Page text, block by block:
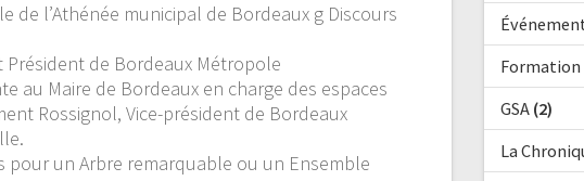
de l’Athénée municipal de Bordeaux g Discours
de Bordeaux Métropole
au Maire de Bordeaux en charge des espaces
Rossignol, Vice-président de Bordeaux
pour un Arbre remarquable ou un Ensemble
Formation
GSA(2)
La